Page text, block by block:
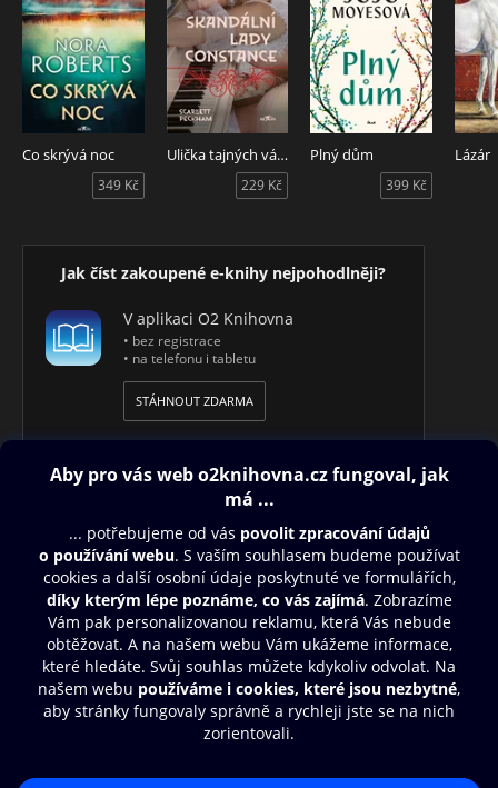
Co skrývá noc
349 Kč
Ulička tajných vášní - Skandální lady Constance
229 Kč
Plný dům
399 Kč
Lázár
Jak číst zakoupené e-knihy nejpohodlněji?
V aplikaci O2 Knihovna
• bez registrace
• na telefonu i tabletu
STÁHNOUT ZDARMA
Obsah ke stažení
Moje O2 Knihovna
Další zábava
© O2 Czech Republic a.s.